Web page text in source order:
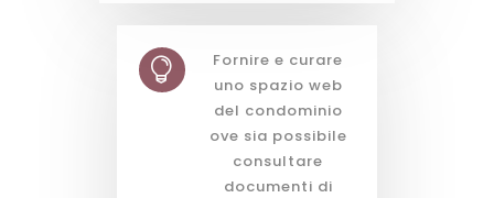

Fornire e curare
uno spazio web
del condominio
ove sia possibile
consultare
documenti di